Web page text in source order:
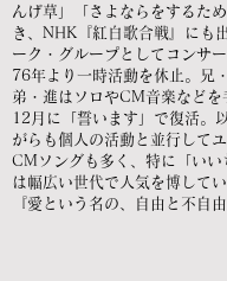
んげ草」「さよならをするた
き、NHK『紅白歌合戦』にも
ーク・グループとしてコンサ
76年より一時活動を休止。兄
弟・進はソロやCM音楽など
12月に「誓います」で復活。
がらも個人の活動と並行して
CMソングも多く、特に「い
は幅広い世代で人気を博して
『愛という名の、自由と不自